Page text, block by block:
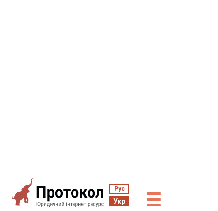
Рус
Укр ☰